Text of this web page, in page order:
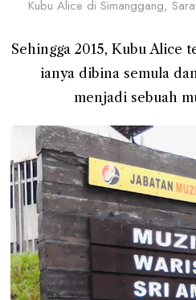
Kubu Alice di Simanggang,
Sehingga 2015, Kubu Alice
ianya dibina semula
menjadi sebuah